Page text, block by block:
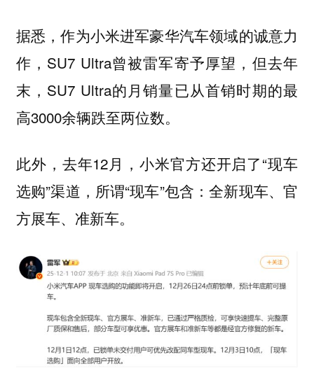
据悉，作为小米进军豪华汽车领域的诚意力
作，SU7 Ultra曾被雷军寄予厚望，但去年
末，SU7 Ultra的月销量已从首销时期的最
高3000余辆跌至两位数。
此外，去年12月，小米官方还开启了“现车
选购”渠道，所谓“现车”包含：全新现车、官
方展车、准新车。